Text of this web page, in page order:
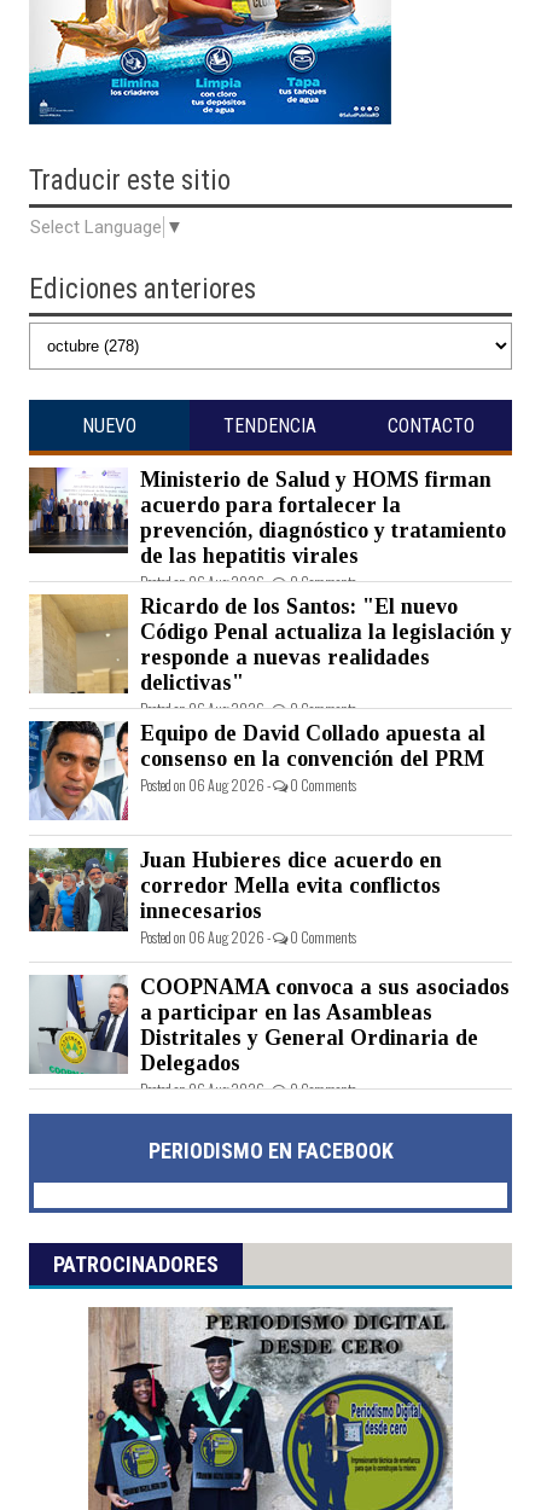
Traducir este sitio
Select Language ▼
Ediciones anteriores
NUEVO TENDENCIA CONTACTO
Ministerio de Salud y HOMS firman
acuerdo para fortalecer la
prevención, diagnóstico y tratamiento
de las hepatitis virales
Posted on 06 Aug 2026 - 0 Comments
Ricardo de los Santos: "El nuevo
Código Penal actualiza la legislación y
responde a nuevas realidades
delictivas"
Posted on 06 Aug 2026 - 0 Comments
Equipo de David Collado apuesta al
consenso en la convención del PRM
Posted on 06 Aug 2026 - 0 Comments
Juan Hubieres dice acuerdo en
corredor Mella evita conflictos
innecesarios
Posted on 06 Aug 2026 - 0 Comments
COOPNAMA convoca a sus asociados
a participar en las Asambleas
Distritales y General Ordinaria de
Delegados
Posted on 06 Aug 2026 - 0 Comments
PERIODISMO EN FACEBOOK
PATROCINADORES